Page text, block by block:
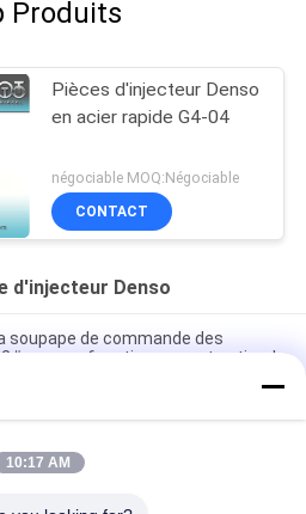
Produits
Pièces d'injecteur Denso
en acier rapide G4-04
négociable MOQ:Négociable
CONTACT
d'injecteur Denso
soupape de commande des
pour un fonctionnement optimal
29# pour l'injecteur 095000-
5562 8-98030550-4
de réglage de la vanne 19#
10:17 AM